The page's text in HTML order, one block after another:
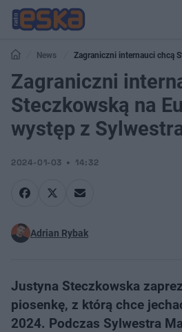
News
Zagraniczni internauci chcą
występ z Sylwestra zachwycił
Zagraniczni
Steczkowską na
występ z
2024-01-03 14:32
Adrian Rybak
Justyna Steczkowska
piosenkę, z którą chce
2024. Podczas Sylwestra